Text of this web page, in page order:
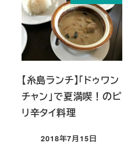
【糸島ランチ】「ドゥワン
チャン」で夏満喫！のピ
リ辛タイ料理
投稿日
2018年7月15日